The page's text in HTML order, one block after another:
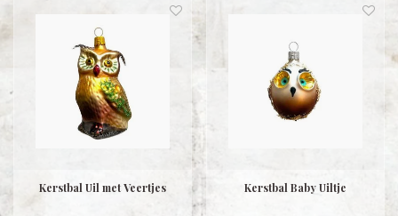
Kerstbal Uil met Veertjes Kerstbal Baby Uiltje